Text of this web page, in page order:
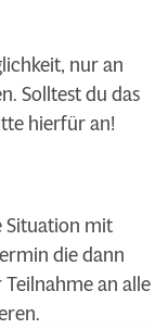
nur an
Solltest du das
hierfür an!
Situation mit
die dann
an alle